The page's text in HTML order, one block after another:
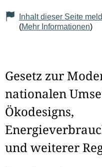
Inhalt dieser Seite
(Mehr Informationen)
Gesetz zur
nationalen
Ökodesigns,
und weiterer